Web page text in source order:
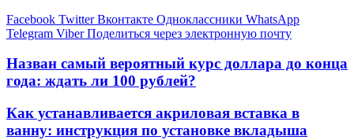
Facebook Twitter Вконтакте Одноклассники WhatsApp
Telegram Viber Поделиться через электронную почту
Назван самый вероятный курс доллара до конца
года: ждать ли 100 рублей?
Как устанавливается акриловая вставка в
ванну: инструкция по установке вкладыша